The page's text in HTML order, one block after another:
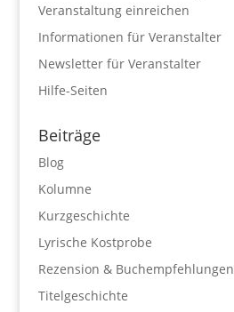
Veranstaltung einreichen
Informationen für Veranstalter
Newsletter für Veranstalter
Hilfe-Seiten
Beiträge
Blog
Kolumne
Kurzgeschichte
Lyrische Kostprobe
Rezension & Buchempfehlungen
Titelgeschichte